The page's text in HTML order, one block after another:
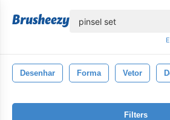
Desenhar Forma Vetor
Filters